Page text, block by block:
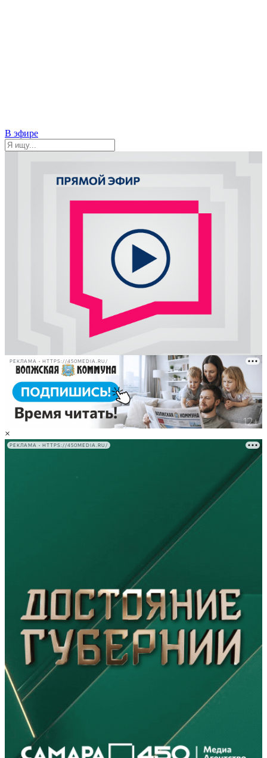
В эфире
РЕКЛАМА • HTTPS://450MEDIA.RU/
×
РЕКЛАМА • HTTPS://450MEDIA.RU/